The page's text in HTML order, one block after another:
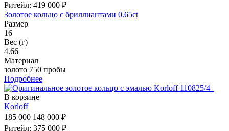
Ритейл: 419 000 ₽
Золотое кольцо с бриллиантами 0.65ct
Размер
16
Вес (г)
4.66
Материал
золото 750 пробы
Подробнее
В корзине
Korloff
185 000 148 000 ₽
Ритейл: 375 000 ₽